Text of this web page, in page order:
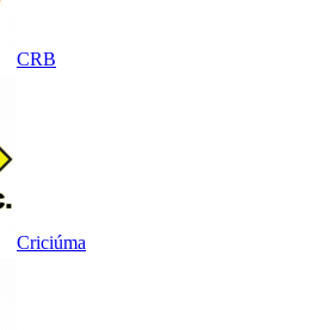
CRB
Criciúma